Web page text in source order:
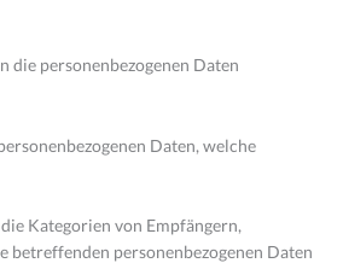
die personenbezogenen Daten
Daten, welche
Kategorien von Empfängern,
betreffenden personenbezogenen Daten